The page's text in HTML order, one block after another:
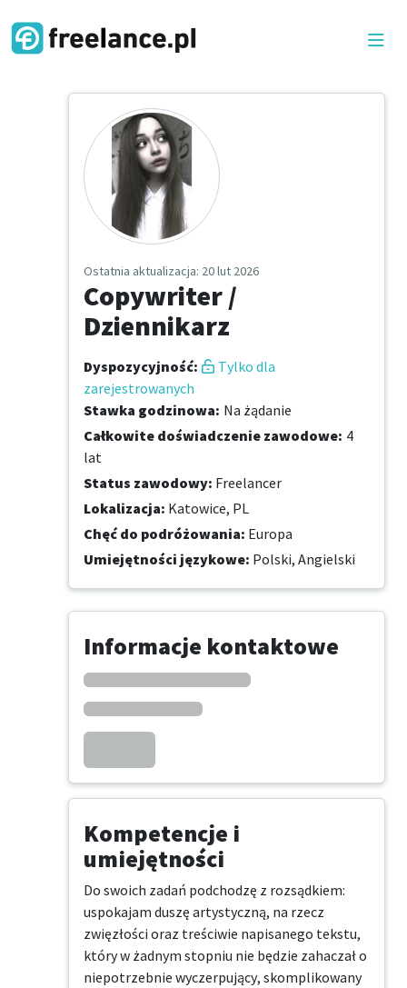
Ostatnia aktualizacja: 20 lut 2026
Copywriter /
Dziennikarz
Dyspozycyjność:
Tylko dla
zarejestrowanych
Stawka godzinowa: Na żądanie
Całkowite doświadczenie zawodowe: 4
lat
Status zawodowy: Freelancer
Lokalizacja: Katowice, PL
Chęć do podróżowania: Europa
Umiejętności językowe: Polski, Angielski
Informacje kontaktowe
Kompetencje i
umiejętności
Do swoich zadań podchodzę z rozsądkiem:
uspokajam duszę artystyczną, na rzecz
zwięzłości oraz treściwie napisanego tekstu,
który w żadnym stopniu nie będzie zahaczał o
niepotrzebnie wyczerpujący, skomplikowany